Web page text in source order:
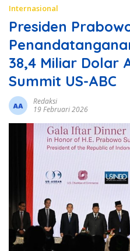
Internasional
Presiden
38,4 Miliar Dolar
Summit US-ABC
Redaksi
19 Februari 2026